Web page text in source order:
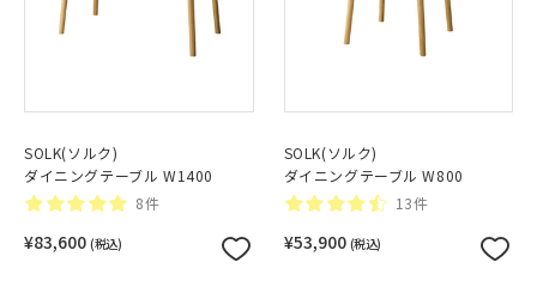
SOLK(ソルク)
ダイニングテーブル W1400
8件
¥83,600 (税込)
SOLK(ソルク)
ダイニングテーブル W800
13件
¥53,900 (税込)